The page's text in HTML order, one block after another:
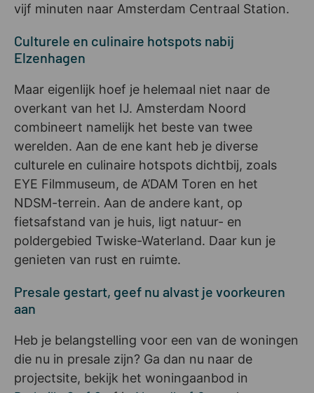
vijf minuten naar Amsterdam Centraal Station.
Culturele en culinaire hotspots nabij
Elzenhagen
Maar eigenlijk hoef je helemaal niet naar de
overkant van het IJ. Amsterdam Noord
combineert namelijk het beste van twee
werelden. Aan de ene kant heb je diverse
culturele en culinaire hotspots dichtbij, zoals
EYE Filmmuseum, de A’DAM Toren en het
NDSM-terrein. Aan de andere kant, op
fietsafstand van je huis, ligt natuur- en
poldergebied Twiske-Waterland. Daar kun je
genieten van rust en ruimte.
Presale gestart, geef nu alvast je voorkeuren
aan
Heb je belangstelling voor een van de woningen
die nu in presale zijn? Ga dan nu naar de
projectsite, bekijk het woningaanbod in